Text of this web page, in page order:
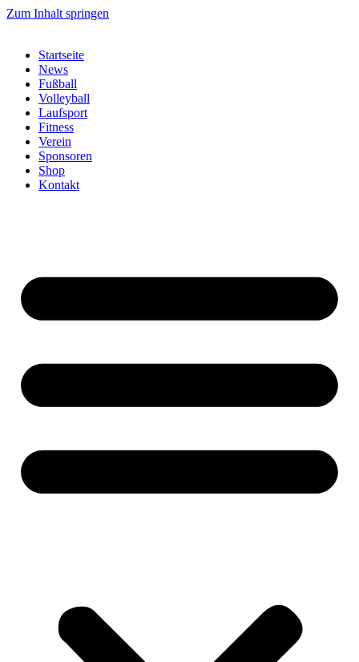
Zum Inhalt springen
Startseite
News
Fußball
Volleyball
Laufsport
Fitness
Verein
Sponsoren
Shop
Kontakt